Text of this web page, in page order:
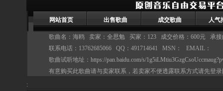
网站首页 出售歌曲 成交歌曲 人气
歌曲名：海鸥 卖家： 全思勉买家：123 成交价格：600元 承接
联系电话：13762685066 QQ：491714641 MSN： EMAIL：
歌曲试听地址： https://pan.baidu.com/s/
有意购买此歌曲请与卖家联系，若卖家不便透露联系方式请先登
: